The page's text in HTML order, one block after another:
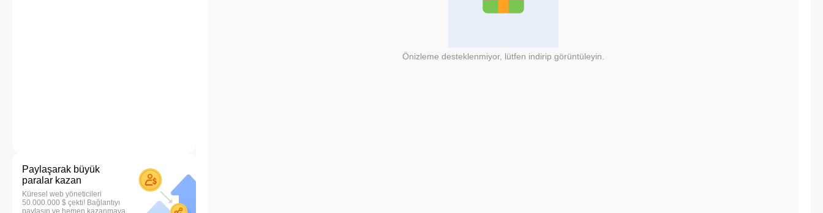
Paylaşarak büyük
paralar kazan
Küresel web yöneticileri
50.000.000 $ çekti! Bağlantıyı
paylaşın ve hemen kazanmaya
Önizleme desteklenmiyor, lütfen indirip görüntüleyin.